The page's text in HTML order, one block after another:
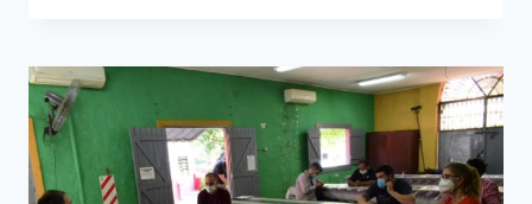
SNC
TRABAJAR
COORDINADAMENTE
PARA
LA